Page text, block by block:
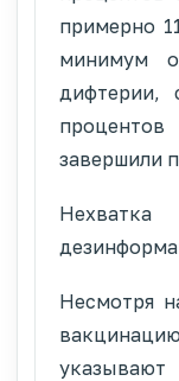
примерно
минимум
дифтерии,
завершили
Несмотря